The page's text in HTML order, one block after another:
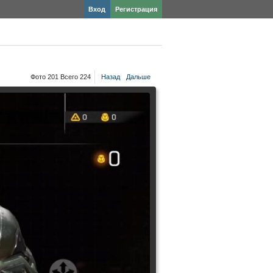
Регистрация
Вход
Фото 201 Всего 224 Назад Дальше